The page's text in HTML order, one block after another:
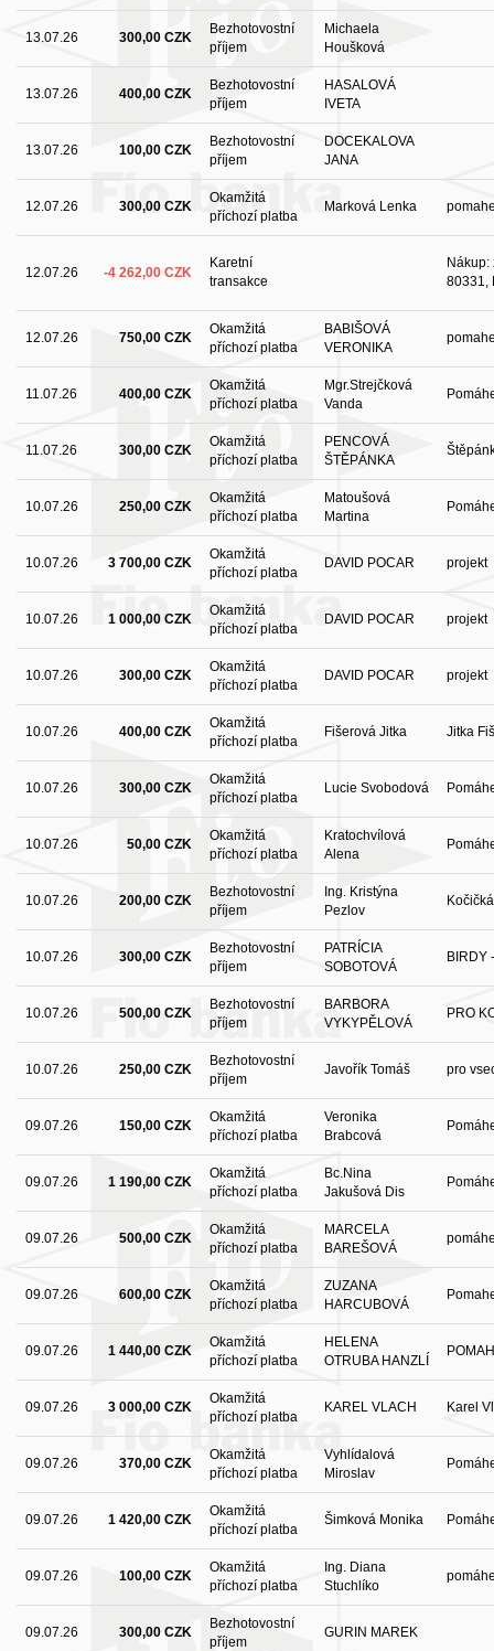
13.07.26 300,00 CZK
Bezhotovostní
příjem
Michaela
Houšková
13.07.26 400,00 CZK
Bezhotovostní
příjem
HASALOVÁ
IVETA
13.07.26 100,00 CZK
Bezhotovostní
příjem
DOCEKALOVA
JANA
12.07.26 300,00 CZK
Okamžitá
příchozí platba
Marková Lenka
12.07.26 -4 262,00 CZK
Karetní
transakce
Nákup:
80331,
12.07.26 750,00 CZK
Okamžitá
příchozí platba
BABIŠOVÁ
VERONIKA
11.07.26 400,00 CZK
Okamžitá
příchozí platba
Mgr.Strejčková
Vanda
11.07.26 300,00 CZK
Okamžitá
příchozí platba
PENCOVÁ
ŠTĚPÁNKA
10.07.26 250,00 CZK
Okamžitá
příchozí platba
Matoušová
Martina
10.07.26 3 700,00 CZK
Okamžitá
příchozí platba
DAVID POCAR projekt
10.07.26 1 000,00 CZK
Okamžitá
příchozí platba
DAVID POCAR projekt
10.07.26 300,00 CZK
Okamžitá
příchozí platba
DAVID POCAR projekt
10.07.26 400,00 CZK
Okamžitá
příchozí platba
Fišerová Jitka Jitka
10.07.26 300,00 CZK
Okamžitá
příchozí platba
Lucie Svobodová
10.07.26 50,00 CZK
Okamžitá
příchozí platba
Kratochvílová
Alena
10.07.26 200,00 CZK
Bezhotovostní
příjem
Ing. Kristýna
Pezlov
10.07.26 300,00 CZK
Bezhotovostní
příjem
PATRÍCIA
SOBOTOVÁ
BIRDY
10.07.26 500,00 CZK
Bezhotovostní
příjem
BARBORA
VYKYPĚLOVÁ
PRO
10.07.26 250,00 CZK
Bezhotovostní
příjem
Javořík Tomáš pro
09.07.26 150,00 CZK
Okamžitá
příchozí platba
Veronika
Brabcová
09.07.26 1 190,00 CZK
Okamžitá
příchozí platba
Bc.Nina
Jakušová Dis
09.07.26 500,00 CZK
Okamžitá
příchozí platba
MARCELA
BAREŠOVÁ
09.07.26 600,00 CZK
Okamžitá
příchozí platba
ZUZANA
HARCUBOVÁ
09.07.26 1 440,00 CZK
Okamžitá
příchozí platba
HELENA
OTRUBA HANZLÍ
09.07.26 3 000,00 CZK
Okamžitá
příchozí platba
KAREL VLACH Karel
09.07.26 370,00 CZK
Okamžitá
příchozí platba
Vyhlídalová
Miroslav
09.07.26 1 420,00 CZK
Okamžitá
příchozí platba
Šimková Monika
09.07.26 100,00 CZK
Okamžitá
příchozí platba
Ing. Diana
Stuchlíko
09.07.26 300,00 CZK
Bezhotovostní
příjem
GURIN MAREK